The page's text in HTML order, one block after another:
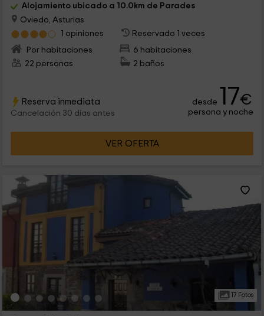
Alojamiento ubicado a 10.0km de Parades
Oviedo, Asturias
1 opiniones
Reservado 1 veces
Por habitaciones
6 habitaciones
22 personas
2 baños
Reserva inmediata
Cancelación 30 días antes
desde 17€
persona y noche
VER OFERTA
17 Fotos